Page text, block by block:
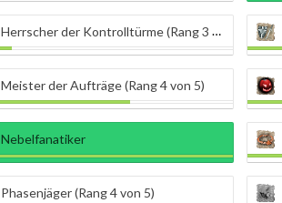
Herrscher der Kontrolltürme (Rang 3 von 5)
Meister der Aufträge (Rang 4 von 5)
Nebelfanatiker
Phasenjäger (Rang 4 von 5)